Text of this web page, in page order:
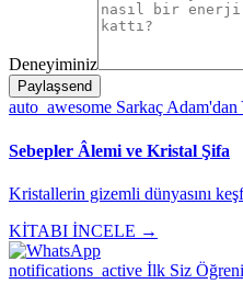
Deneyiminiz
Paylaşsend
auto_awesome Sarkaç Adam'dan
Sebepler Âlemi ve Kristal Şifa
Kristallerin gizemli dünyasını
KİTABI İNCELE →
notifications_active İlk Siz